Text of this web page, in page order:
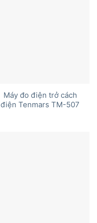
Máy đo điện trở cách
điện Tenmars TM-507